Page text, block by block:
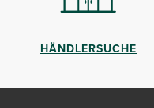
HÄNDLERSUCHE